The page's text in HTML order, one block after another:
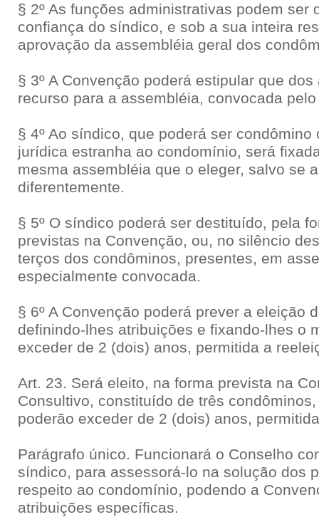
§ 2º As funções administrativas podem ser
confiança do síndico, e sob a sua inteira
aprovação da assembléia geral dos
§ 3º A Convenção poderá estipular que
recurso para a assembléia, convocada
§ 4º Ao síndico, que poderá ser
jurídica estranha ao condomínio, será
mesma assembléia que o eleger, salvo se
diferentemente.
§ 5º O síndico poderá ser destituído, pela
previstas na Convenção, ou, no silêncio
terços dos condôminos, presentes, em
especialmente convocada.
§ 6º A Convenção poderá prever a eleição
definindo-lhes atribuições e fixando-lhes o
exceder de 2 (dois) anos, permitida a
Art. 23. Será eleito, na forma prevista na
Consultivo, constituído de três
poderão exceder de 2 (dois) anos,
Parágrafo único. Funcionará o Conselho
síndico, para assessorá-lo na solução dos
respeito ao condomínio, podendo a
atribuições específicas.